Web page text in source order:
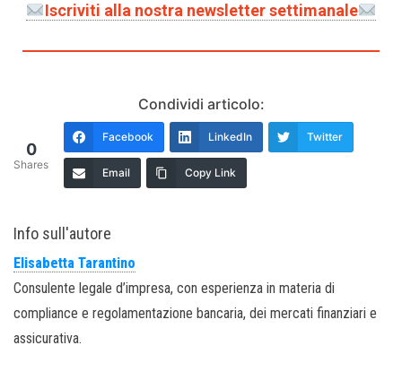
Iscriviti alla nostra newsletter settimanale
Condividi articolo:
0
Shares
Facebook LinkedIn Twitter
Email Copy Link
Info sull'autore
Elisabetta Tarantino
Consulente legale d’impresa, con esperienza in materia di
compliance e regolamentazione bancaria, dei mercati finanziari e
assicurativa.